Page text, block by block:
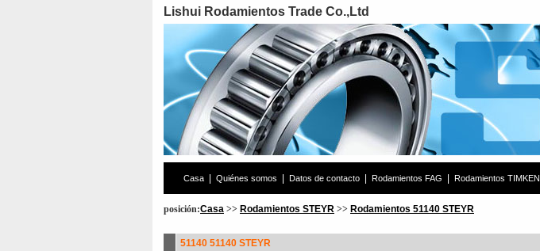
Lishui Rodamientos Trade Co.,Ltd
Casa Quiénes somos Datos de contacto Rodamientos FAG Rodamientos TIMKEN
posición:Casa >> Rodamientos STEYR >> Rodamientos 51140 STEYR
51140 51140 STEYR